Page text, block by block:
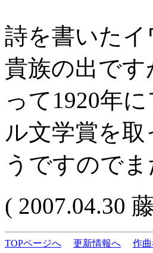
詩を書いたイ
貴族の出で
って1920年
ル文学賞を
うですので
( 2007.04.30
TOPページへ 更新情報へ 作